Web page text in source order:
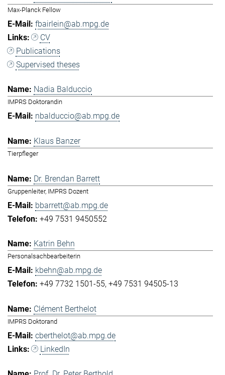
Max-Planck Fellow
fbairlein@ab.mpg.de
CV
Publications
Supervised theses
Nadia Balduccio
IMPRS Doktorandin
nbalduccio@ab.mpg.de
Klaus Banzer
Tierpfleger
Dr. Brendan Barrett
Gruppenleiter, IMPRS Dozent
bbarrett@ab.mpg.de
+49 7531 9450552
Katrin Behn
Personalsachbearbeiterin
kbehn@ab.mpg.de
+49 7732 1501-55 +49 7531 94505-13
Clément Berthelot
IMPRS Doktorand
cberthelot@ab.mpg.de
LinkedIn